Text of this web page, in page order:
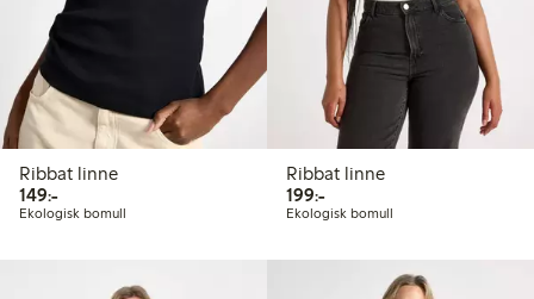
Ribbat linne
149:-149,00 kr
Ekologisk bomull
Ribbat linne
199:-199,00 kr
Ekologisk bomull